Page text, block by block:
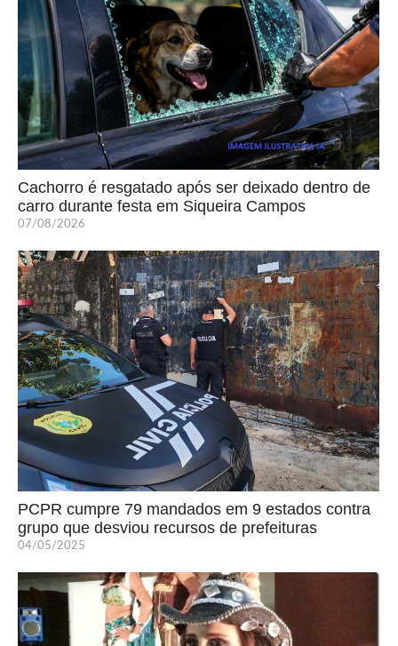
Cachorro é resgatado após ser deixado dentro de
carro durante festa em Siqueira Campos
07/08/2026
PCPR cumpre 79 mandados em 9 estados contra
grupo que desviou recursos de prefeituras
04/05/2025